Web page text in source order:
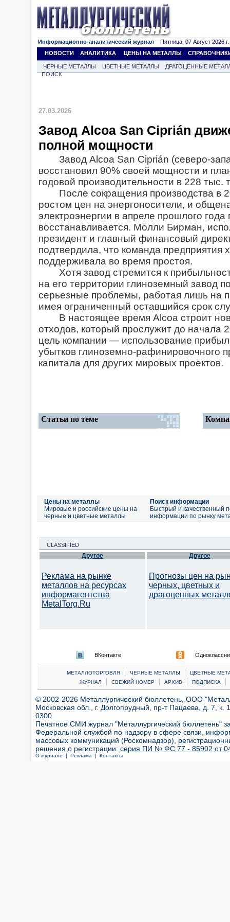
Информационно-аналитический журнал Пятница, 07 Август 2026 г.
НОВОСТИ
АНАЛИТИКА ЦЕНЫ НА МЕТАЛЛЫ
ЧЕРНЫЕ МЕТАЛЛЫ ЦВЕТНЫЕ МЕТАЛЛЫ
ДРАГОЦЕННЫЕ
ПОИСК
27.03.2026
Завод Alcoa San Ciprián
полной мощности
Завод Alcoa San Ciprián (северо-
восстановил 90% своей мощности и
годовой производительности в 228 тыс.
После сокращения производства в
ростом цен на энергоносители, и
электроэнергии в апреле прошлого года
восстанавливается. Молли Бирман,
президент и главный финансовый
подтвердила, что команда предприятия
поддерживала во время простоя.
Хотя завод стремится к
на его территории глиноземный завод
серьезные проблемы, работая лишь на
имея ограниченный оставшийся срок
В настоящее время Alcoa строит
отходов, который прослужит до начала
цель компании — использование
убытков глиноземно-рафинировочного
капитала для других мировых проектов.
Статьи по теме
Цены на металлы
Мировые и российские цены на
черные и цветные металлы
Поиск информации
Быстрый и качественный
информации по рынку
CLASSIFIED
Другое
Реклама на рынке
металлов на ресурсах
информагентства
MetalTorg.Ru
Другое
Прогнозы цен на
черных, цветных и
драгоценных
ВКонтакте
МЕТАЛЛОТОРГОВЛЯ | ЧЕРНЫЕ МЕТАЛЛЫ |
ЦВЕТНЫЕ
ЖУРНАЛ
| СВЕЖИЙ НОМЕР | АРХИВ | ПОДПИСКА |
© 2002-2026 Металлургический бюллетень, ООО
Московская обл., г. Долгопрудный, пр-т Пацаева, д. 7,
0300
Печатное СМИ журнал "Металлургический бюллетень"
Федеральной службой по надзору в сфере связи,
массовых коммуникаций (Роскомнадзор),
решения о регистрации: серия ПИ № ФС 77 - 85902 от 04
О журнале | Реклама | Контакты